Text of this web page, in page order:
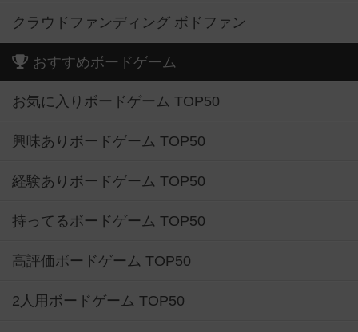
クラウドファンディング ボドファン
おすすめボードゲーム
お気に入りボードゲーム TOP50
興味ありボードゲーム TOP50
経験ありボードゲーム TOP50
持ってるボードゲーム TOP50
高評価ボードゲーム TOP50
2人用ボードゲーム TOP50